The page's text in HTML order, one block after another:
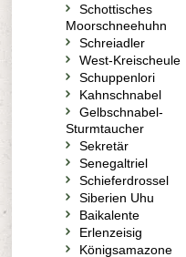
Schottisches
Moorschneehuhn
Schreiadler
West-Kreischeule
Schuppenlori
Kahnschnabel
Gelbschnabel-
Sturmtaucher
Sekretär
Senegaltriel
Schieferdrossel
Siberien Uhu
Baikalente
Erlenzeisig
Königsamazone